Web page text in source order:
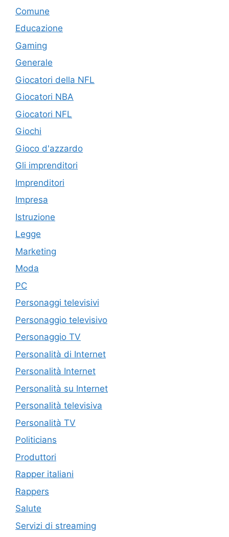
Comune
Educazione
Gaming
Generale
Giocatori della NFL
Giocatori NBA
Giocatori NFL
Giochi
Gioco d'azzardo
Gli imprenditori
Imprenditori
Impresa
Istruzione
Legge
Marketing
Moda
PC
Personaggi televisivi
Personaggio televisivo
Personaggio TV
Personalità di Internet
Personalità Internet
Personalità su Internet
Personalità televisiva
Personalità TV
Politicians
Produttori
Rapper italiani
Rappers
Salute
Servizi di streaming